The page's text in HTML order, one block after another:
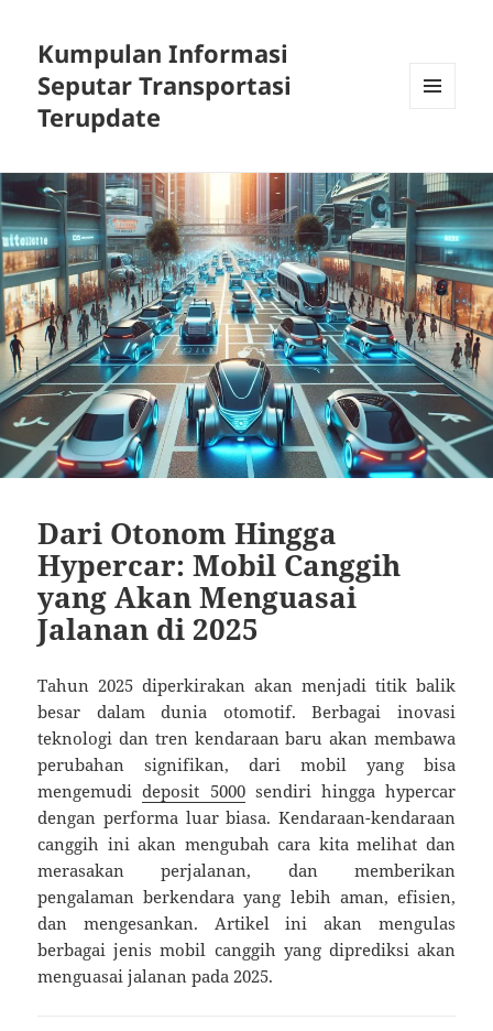
Kumpulan Informasi
Seputar Transportasi
Terupdate
Dari Otonom Hingga
Hypercar: Mobil Canggih
yang Akan Menguasai
Jalanan di 2025
Tahun 2025 diperkirakan akan menjadi titik balik
besar dalam dunia otomotif. Berbagai inovasi
teknologi dan tren kendaraan baru akan membawa
perubahan signifikan, dari mobil yang bisa
mengemudideposit 5000sendiri hingga hypercar
dengan performa luar biasa. Kendaraan-kendaraan
canggih ini akan mengubah cara kita melihat dan
merasakan perjalanan, dan memberikan
pengalaman berkendara yang lebih aman, efisien,
dan mengesankan. Artikel ini akan mengulas
berbagai jenis mobil canggih yang diprediksi akan
menguasai jalanan pada 2025.